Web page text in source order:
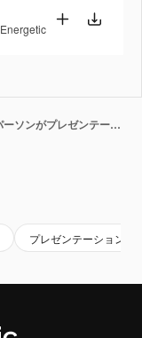
Energetic
オレンジ色の背景で、白人女性ビジネスパーソンがプレゼンテーションを行うアニメーション。
プレゼンテーション